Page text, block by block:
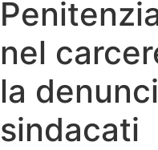
nel
la
sindacati